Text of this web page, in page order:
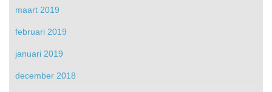
maart 2019
februari 2019
januari 2019
december 2018